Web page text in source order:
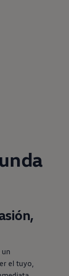
el tuyo,